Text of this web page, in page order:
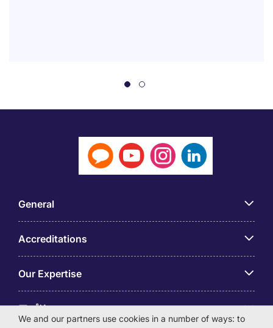
General
Accreditations
Our Expertise
アプリ
We and our partners use cookies in a number of ways: to